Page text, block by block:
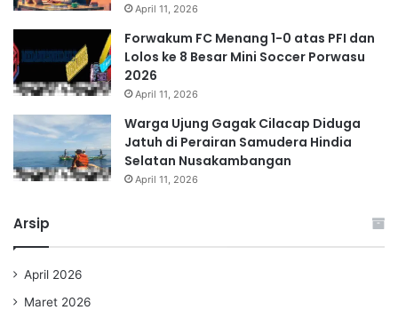
April 11, 2026
Forwakum FC Menang 1-0 atas PFI dan
Lolos ke 8 Besar Mini Soccer Porwasu
2026
April 11, 2026
Warga Ujung Gagak Cilacap Diduga
Jatuh di Perairan Samudera Hindia
Selatan Nusakambangan
April 11, 2026
Arsip
April 2026
Maret 2026